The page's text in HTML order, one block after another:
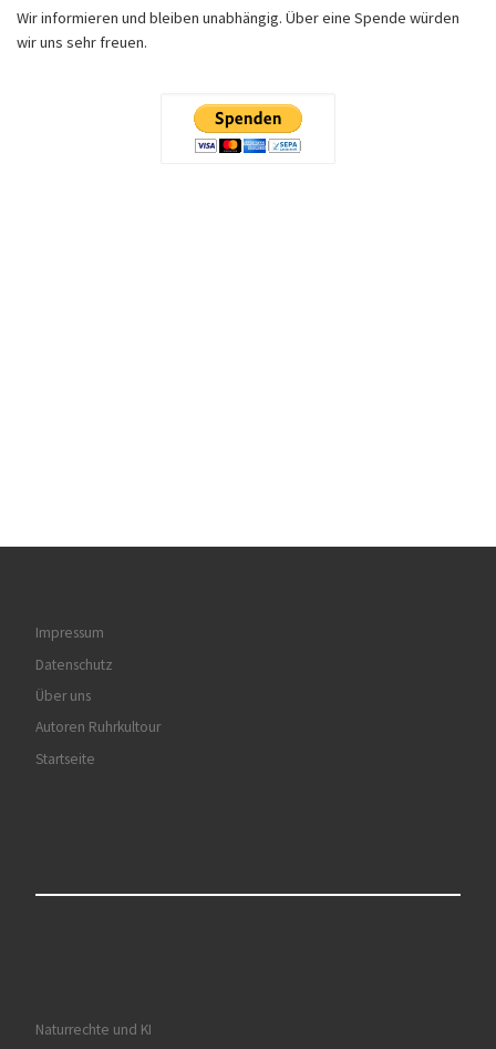
Wir informieren und bleiben unabhängig. Über eine Spende würden
wir uns sehr freuen.
Impressum
Datenschutz
Über uns
Autoren Ruhrkultour
Startseite
Naturrechte und KI